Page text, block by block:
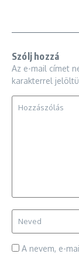
Szólj hozzá
Az e-mail címet
karakterrel
A nevem, e-